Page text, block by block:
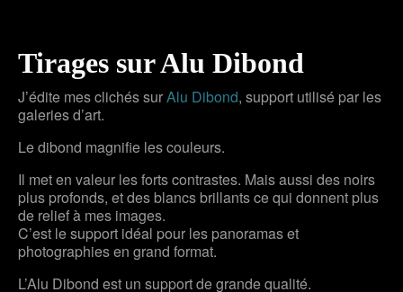
Tirages sur Alu Dibond
J’édite mes clichés surAlu Dibond, support utilisé par les
galeries d’art.
Le dibond magnifie les couleurs.
Il met en valeur les forts contrastes. Mais aussi des noirs
plus profonds, et des blancs brillants ce qui donnent plus
de relief à mes images.
C’est le support idéal pour les panoramas et
photographies en grand format.
L’Alu Dibond est un support de grande qualité.